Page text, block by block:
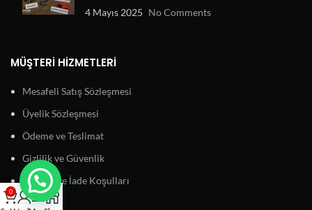
4 Mayıs 2025 No Comments
MÜŞTERI HIZMETLERI
Mesafeli Satış Sözleşmesi
Üyelik Sözleşmesi
Ödeme ve Teslimat
Gizlilik ve Güvenlik
Garanti ve İade Koşulları
0